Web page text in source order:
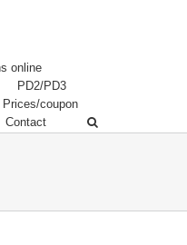
online
PD2/PD3
Prices/coupon
Contact